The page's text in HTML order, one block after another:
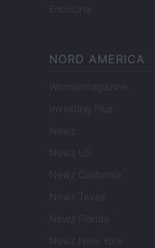
Encocina
NORD AMERICA
Womanmagazine
Investing Plus
Newz
Newz US
Newz California
Newz Texas
Newz Florida
Newz New York